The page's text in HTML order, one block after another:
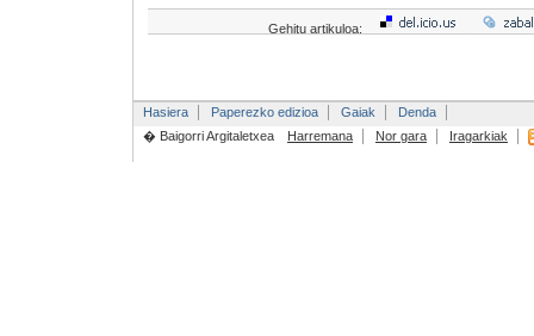
Gehitu artikuloa:
Hasiera Paperezko edizioa Gaiak
Denda
� Baigorri Argitaletxea
Harremana Nor gara Iragarkiak